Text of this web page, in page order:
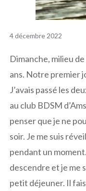
4 décembre 2022
Dimanche, milieu de
ans. Notre premier
J’avais passé les
au club BDSM
penser que je ne
soir. Je me suis
pendant un
descendre et je me
petit déjeuner. Il